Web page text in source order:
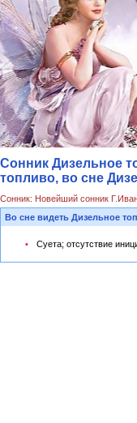
Сонник Дизельное
топливо, во сне
Сонник: Новейший сонник
Во сне видеть Дизельное
Суета; отсутствие